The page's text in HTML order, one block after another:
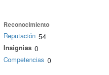
Reconocimiento
Reputación 54
Insignias 0
Competencias 0